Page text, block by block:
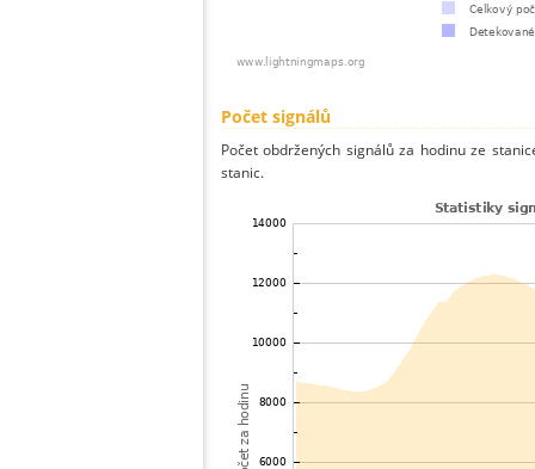
Počet signálů
Počet obdržených signálů za hodinu ze
stanic.